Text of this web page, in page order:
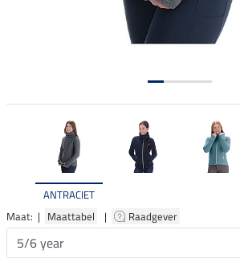
ANTRACIET
Maat: | Maattabel | Raadgever